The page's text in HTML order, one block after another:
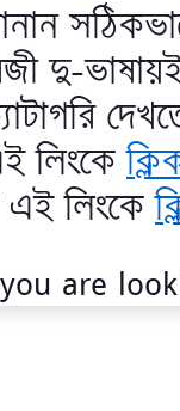
দু-
লিংকে
এই লিংকে
are